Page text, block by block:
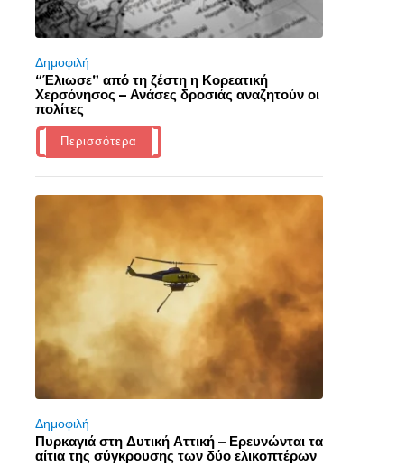
Δημοφιλή
“Έλιωσε” από τη ζέστη η Κορεατική
Χερσόνησος – Ανάσες δροσιάς αναζητούν οι
πολίτες
Περισσότερα
Δημοφιλή
Πυρκαγιά στη Δυτική Αττική – Ερευνώνται τα
αίτια της σύγκρουσης των δύο ελικοπτέρων